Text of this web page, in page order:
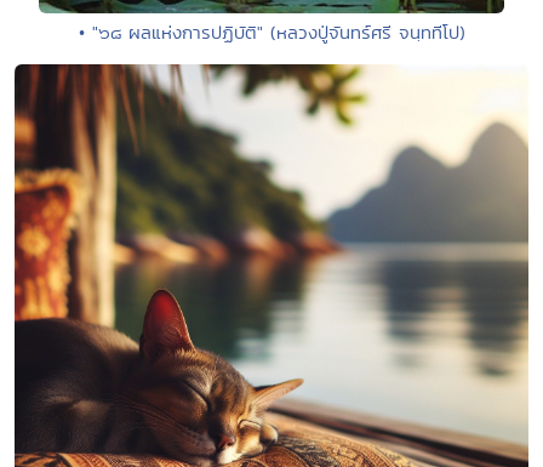
• "๖๘ ผลแห่งการปฏิบัติ" (หลวงปู่จันทร์ศรี จนฺททีโป)